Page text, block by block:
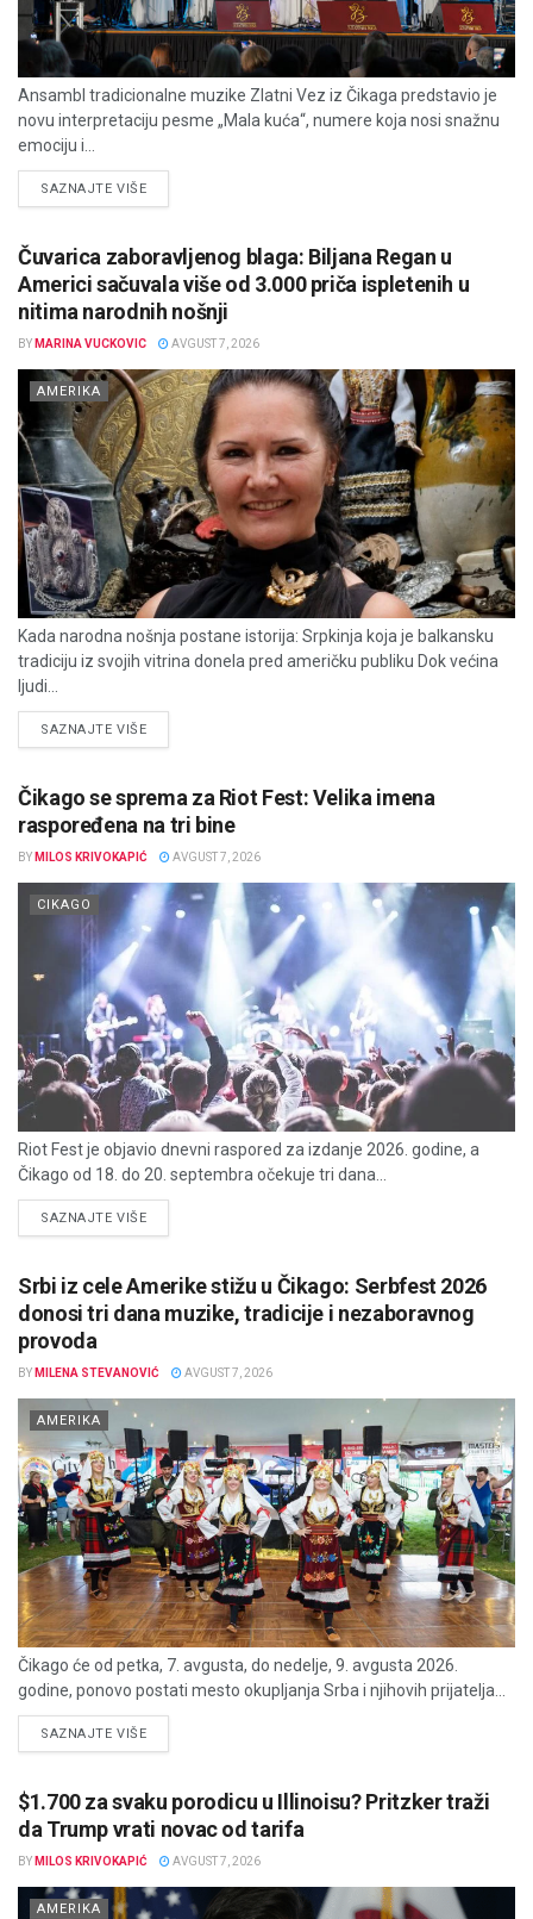
Ansambl tradicionalne muzike Zlatni Vez iz Čikaga predstavio je
novu interpretaciju pesme „Mala kuća“, numere koja nosi snažnu
emociju i...
SAZNAJTE VIŠEDETAILS
Čuvarica zaboravljenog blaga: Biljana Regan u
Americi sačuvala više od 3.000 priča ispletenih u
nitima narodnih nošnji
BY MARINA VUCKOVIC AVGUST 7, 2026
AMERIKA
Kada narodna nošnja postane istorija: Srpkinja koja je balkansku
tradiciju iz svojih vitrina donela pred američku publiku Dok većina
ljudi...
SAZNAJTE VIŠEDETAILS
Čikago se sprema za Riot Fest: Velika imena
raspoređena na tri bine
BY MILOS KRIVOKAPIĆ AVGUST 7, 2026
CIKAGO
Riot Fest je objavio dnevni raspored za izdanje 2026. godine, a
Čikago od 18. do 20. septembra očekuje tri dana...
SAZNAJTE VIŠEDETAILS
Srbi iz cele Amerike stižu u Čikago: Serbfest 2026
donosi tri dana muzike, tradicije i nezaboravnog
provoda
BY MILENA STEVANOVIĆ AVGUST 7, 2026
AMERIKA
Čikago će od petka, 7. avgusta, do nedelje, 9. avgusta 2026.
godine, ponovo postati mesto okupljanja Srba i njihovih prijatelja...
SAZNAJTE VIŠEDETAILS
$1.700 za svaku porodicu u Illinoisu? Pritzker traži
da Trump vrati novac od tarifa
BY MILOS KRIVOKAPIĆ AVGUST 7, 2026
AMERIKA